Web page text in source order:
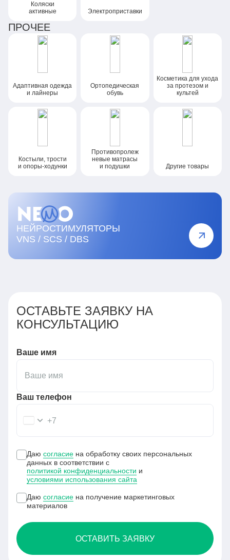
Коляски
активные
Электроприставки
ПРОЧЕЕ
Адаптивная одежда
и лайнеры
Ортопедическая
обувь
Косметика для ухода
за протезом и
культей
Костыли, трости
и опоры-ходунки
Противопролеж
невые матрасы
и подушки
Другие товары
НЕЙРОСТИМУЛЯТОРЫ
VNS / SCS / DBS
ОСТАВЬТЕ ЗАЯВКУ НА
КОНСУЛЬТАЦИЮ
Ваше имя
Ваш телефон
+7
Даю согласие на обработку своих персональных
данных в соответствии с
политикой конфиденциальности и
условиями использования сайта
Даю согласие на получение маркетинговых
материалов
ОСТАВИТЬ ЗАЯВКУ